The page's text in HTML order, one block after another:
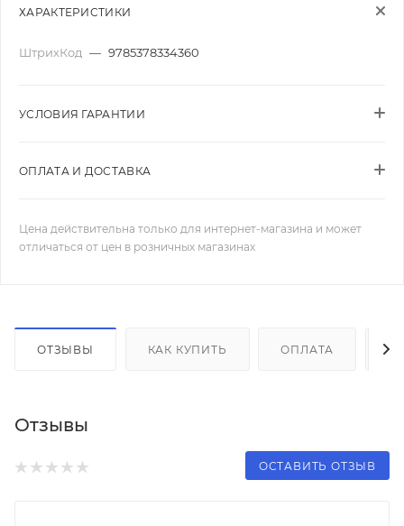
ХАРАКТЕРИСТИКИ
ШтрихКод — 9785378334360
УСЛОВИЯ ГАРАНТИИ
ОПЛАТА И ДОСТАВКА
Цена действительна только для интернет-магазина и может
отличаться от цен в розничных магазинах
ОТЗЫВЫ КАК КУПИТЬ ОПЛАТА
Отзывы
ОСТАВИТЬ ОТЗЫВ